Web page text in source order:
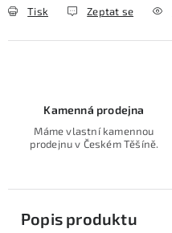
Tisk Zeptat se
Kamenná prodejna
Máme vlastní kamennou
prodejnu v Českém Těšíně.
Popis produktu